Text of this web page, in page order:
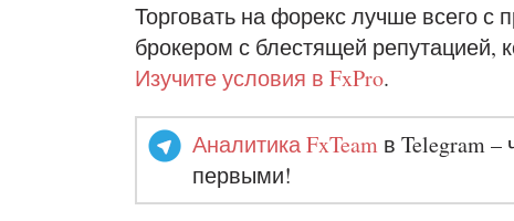
Торговать на форекс лучше всего
брокером с блестящей репутацией,
Изучите условия в FxPro.
Аналитика FxTeam в Telegram –
первыми!